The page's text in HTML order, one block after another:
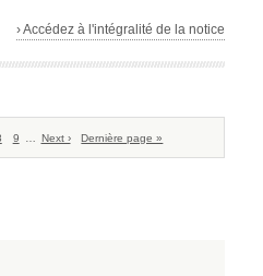
› Accédez à l'intégralité de la notice
Page
9
Page
Next ›
Dernière
Dernière page »